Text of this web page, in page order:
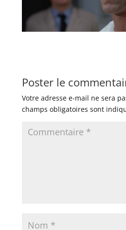
Poster le
Votre adresse e-mail ne sera
champs obligatoires sont